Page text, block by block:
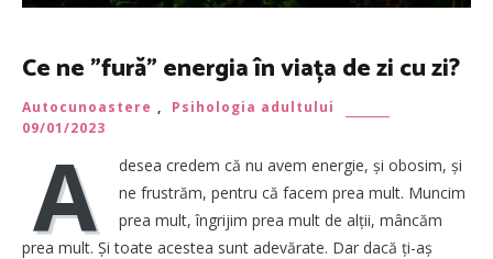
Ce ne ”fură” energia în viața de zi cu zi?
Autocunoastere ,
Psihologia adultului
09/01/2023
A
desea credem că nu avem energie, și obosim, și
ne frustrăm, pentru că facem prea mult. Muncim
prea mult, îngrijim prea mult de alții, mâncăm
prea mult. Și toate acestea sunt adevărate. Dar dacă ți-aș